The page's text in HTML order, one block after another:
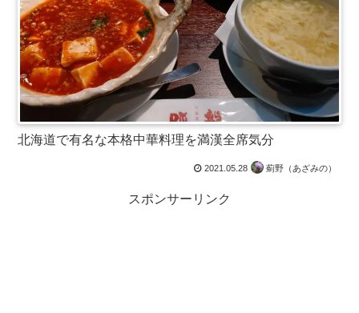
北海道で有名な本格中華料理を満漢全席気分
2021.05.28 薊野（あざみの）
スポンサーリンク